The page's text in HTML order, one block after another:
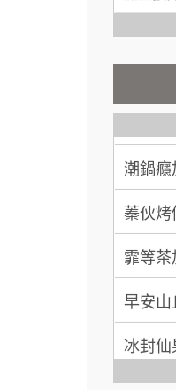
林
加盟預
吳
加盟預
周
加盟預
徐
加盟預
何
加盟預
呂
台灣
彭富
NU
會
潮鍋
蓁伙
霏等
早安
冰封
藍象
日十
上宇
莫尼
手作
潮味